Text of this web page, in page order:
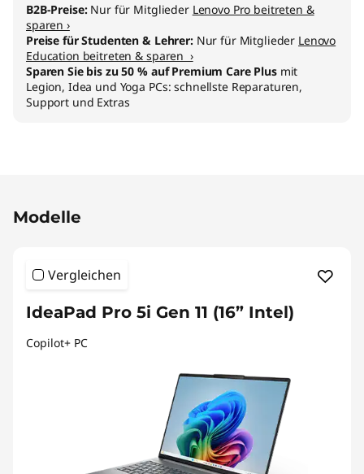
B2B-Preise: Nur für Mitglieder Lenovo Pro beitreten &
sparen ›
Preise für Studenten & Lehrer: Nur für Mitglieder Lenovo
Education beitreten & sparen ›
Sparen Sie bis zu 50 % auf Premium Care Plusmit
Legion, Idea und Yoga PCs: schnellste Reparaturen,
Support und Extras
Modelle
Vergleichen
IdeaPad Pro 5i Gen 11 (16” Intel)
Copilot+ PC